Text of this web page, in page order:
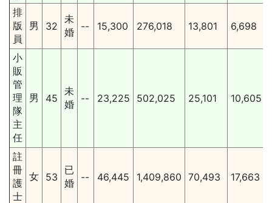
排
版
員
男 32
未
婚
-- 15,300 276,018 13,801 6,698
小
販
管
理
隊
主
任
男 45
未
婚
-- 23,225 502,025 25,101 10,605
註
冊
護
士
女 53
已
婚
-- 46,445 1,409,860 70,493 17,663